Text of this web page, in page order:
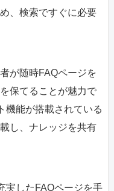
、検索ですぐに必要
が随時FAQページを
保てることが魅力で
機能が搭載されている
し、ナレッジを共有
実したFAQページを手